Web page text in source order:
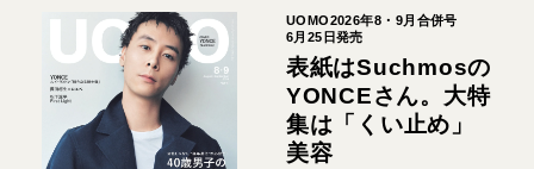
UOMO2026年8・9月合併号
6月25日発売
表紙はSuchmosの
YONCEさん。大特
集は「くい止め」
美容